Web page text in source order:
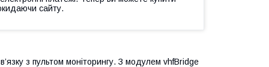
сайту.
з пультом моніторингу. З модулем vhfBridge